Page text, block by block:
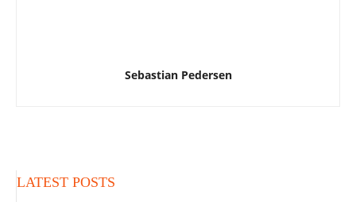
Sebastian Pedersen
LATEST POSTS